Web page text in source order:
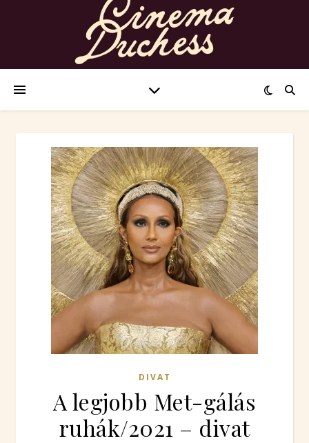
DIVAT
A legjobb Met-gálás
ruhák/2021 – divat